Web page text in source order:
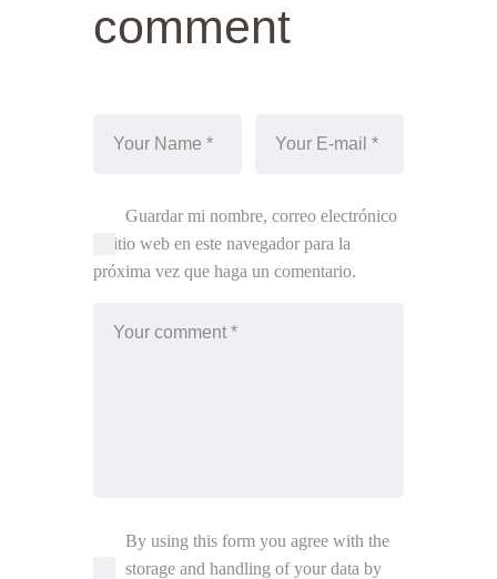
comment
Guardar mi nombre, correo electrónico
y sitio web en este navegador para la
próxima vez que haga un comentario.
By using this form you agree with the
storage and handling of your data by